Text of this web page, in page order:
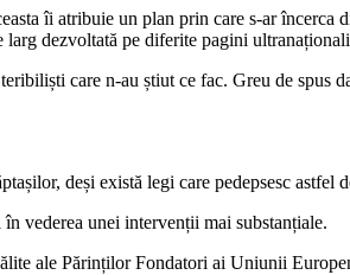
îi atribuie un plan prin care s-ar încerca
larg dezvoltată pe diferite pagini
care n-au știut ce fac. Greu de spus
deși există legi care pedepsesc astfel
vederea unei intervenții mai substanțiale.
ale Părinților Fondatori ai Uniunii